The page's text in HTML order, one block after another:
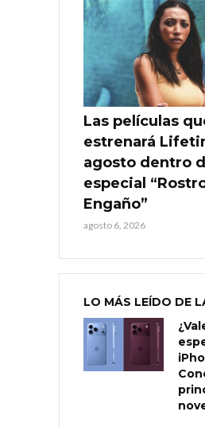
Las películas
estrenará
agosto dentro
especial
Engaño”
agosto 6, 2026
LO MÁS LEÍDO DE